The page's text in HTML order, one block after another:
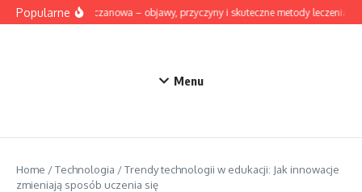
Przejdź do treści
PopularneDna moczanowa – objawy, przyczyny i skuteczne metody leczenia
Menu
Home /Technologia /Trendy technologii w edukacji: Jak innowacje
zmieniają sposób uczenia się